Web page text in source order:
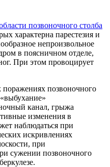
позвоночного столба
характерна парестезия и
непроизвольное
в поясничном отделе,
При этом провоцирует
позвоночного
канал, грыжа
изменения в
наблюдаться при
искривлениях
при
сужении позвоночного